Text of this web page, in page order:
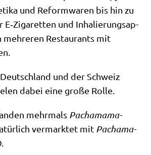
und Reform­wa­ren bis hin zu
E‑Zigaretten und Inha­lie­rungs­ap­
meh­re­ren Restau­rants mit
und der Schweiz
dabei eine gro­ße Rolle.
mehr­mals Pacha­ma­ma-
ver­mark­tet mit Pacha­ma­